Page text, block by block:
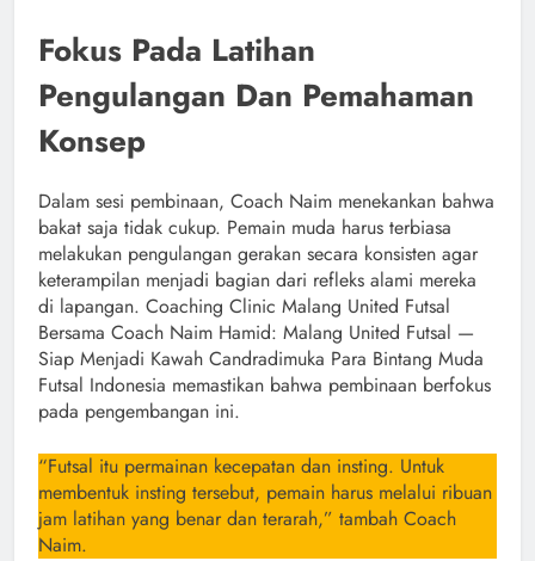
Fokus Pada Latihan
Pengulangan Dan Pemahaman
Konsep
Dalam sesi pembinaan, Coach Naim menekankan bahwa
bakat saja tidak cukup. Pemain muda harus terbiasa
melakukan pengulangan gerakan secara konsisten agar
keterampilan menjadi bagian dari refleks alami mereka
di lapangan. Coaching Clinic Malang United Futsal
Bersama Coach Naim Hamid: Malang United Futsal —
Siap Menjadi Kawah Candradimuka Para Bintang Muda
Futsal Indonesia memastikan bahwa pembinaan berfokus
pada pengembangan ini.
“Futsal itu permainan kecepatan dan insting. Untuk
membentuk insting tersebut, pemain harus melalui ribuan
jam latihan yang benar dan terarah,” tambah Coach
Naim.